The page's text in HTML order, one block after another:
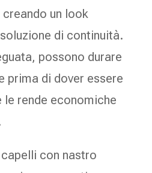
un look
di continuità.
possono durare
prima di dover essere
rende economiche
con nastro